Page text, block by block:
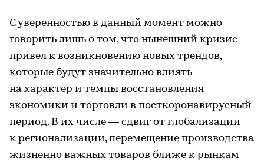
С уверенностью в данный момент можно
говорить лишь о том, что нынешний кризис
привел к возникновению новых трендов,
которые будут значительно влиять
на характер и темпы восстановления
экономики и торговли в посткоронавирусный
период. В их числе — сдвиг от глобализации
к регионализации, перемещение производства
жизненно важных товаров ближе к рынкам